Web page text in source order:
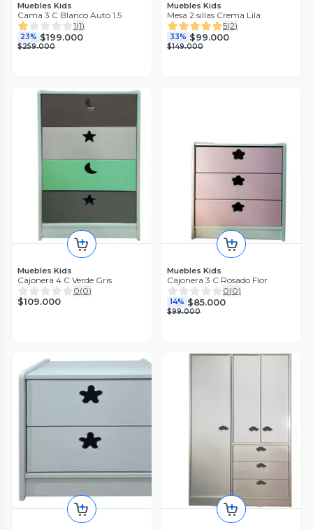
Muebles Kids
Cama 3 C Blanco Auto 1.5
1(1)
23% $199.000
$259.000
Muebles Kids
Mesa 2 sillas Crema Lila
5(2)
33% $99.000
$149.000
Muebles Kids
Cajonera 4 C Verde Gris
0(0)
$109.000
Muebles Kids
Cajonera 3 C Rosado Flor
0(0)
14% $85.000
$99.000